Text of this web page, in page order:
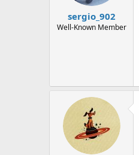
sergio_902
Well-Known Member